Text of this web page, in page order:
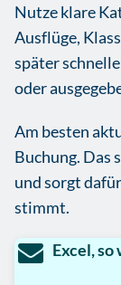
Nutze klare
Ausflüge,
später
oder
Am besten
Buchung. Das
und sorgt
stimmt.
Excel, so